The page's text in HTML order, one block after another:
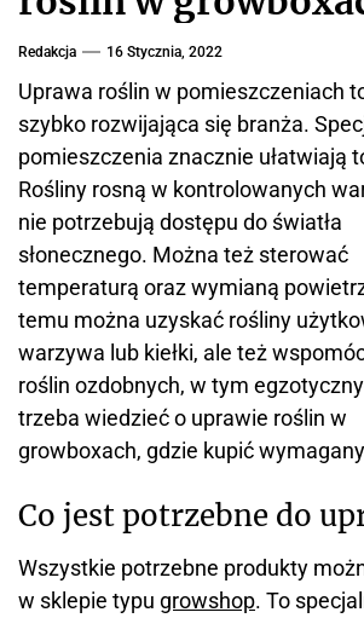
r
s
i
n
f
o
r
m
a
c
y
j
n
y
Redakcja 16 Stycznia, 2022
Uprawa roślin w pomieszczeniach
szybko rozwijająca się branża.
pomieszczenia znacznie ułatwiają
Rośliny rosną w kontrolowanych
nie potrzebują dostępu do światła
słonecznego. Można też sterować
temperaturą oraz wymianą
temu można uzyskać rośliny
warzywa lub kiełki, ale też
roślin ozdobnych, w tym
trzeba wiedzieć o uprawie roślin w
growboxach, gdzie kupić
Co jest potrzebne do
Wszystkie potrzebne produkty
w sklepie typu growshop. To